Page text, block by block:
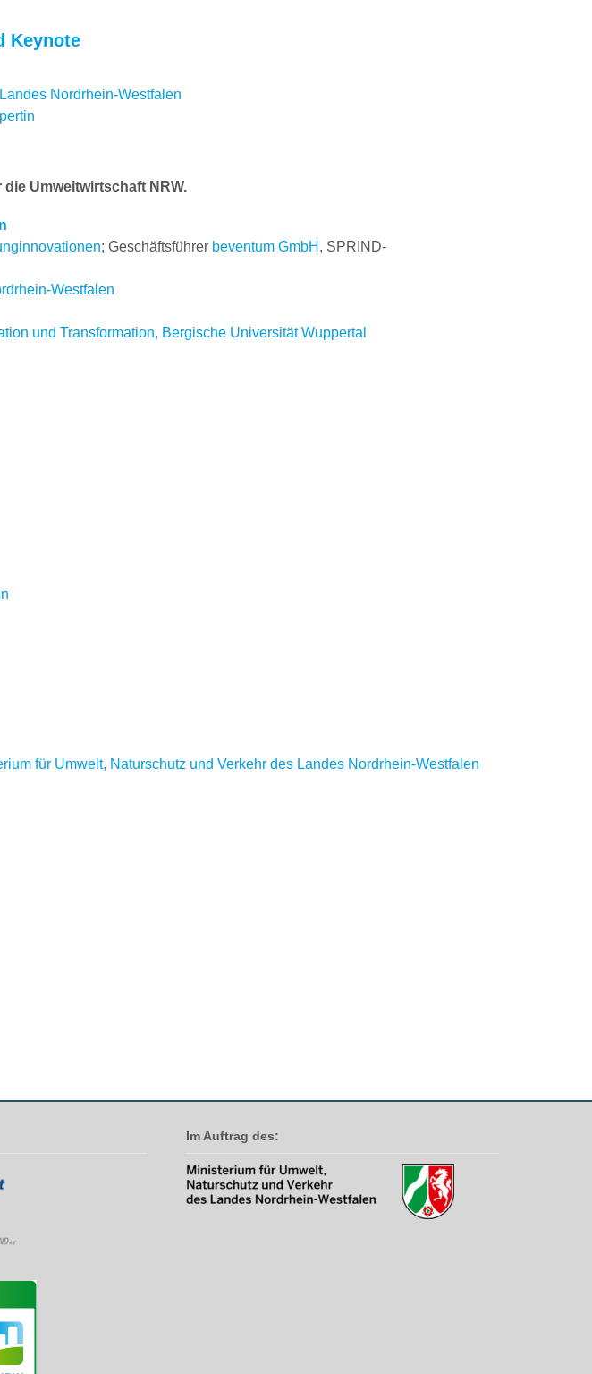
Keynote
Nordrhein-Westfalen
Umweltwirtschaft NRW.
; Geschäftsführer beventum GmbH , SPRIND-
Westfalen
und Transformation, Bergische Universität Wuppertal
für Umwelt, Naturschutz und Verkehr des Landes Nordrhein-Westfalen
Im Auftrag des: